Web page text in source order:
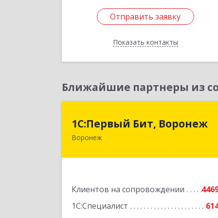
Отправить заявку
Показать контакты
Отправить заявку
Назад
Ближайшие партнеры из
1С:Первый Бит, Воронеж
Воронеж
Клиентов на сопровождении
1С:Специалист
1С:Первый Бит, Воронеж
394006, Воронежская обл, Воронеж г,